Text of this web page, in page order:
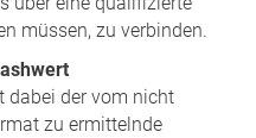
müssen, zu verbinden.
dabei der vom nicht
zu ermittelnde